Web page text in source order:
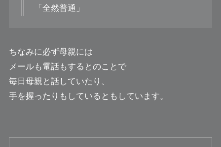
「全然普通」
ちなみに必ず母親には
メールも電話もするとのことで
毎日母親と話していたり、
手を握ったりもしているともしています。